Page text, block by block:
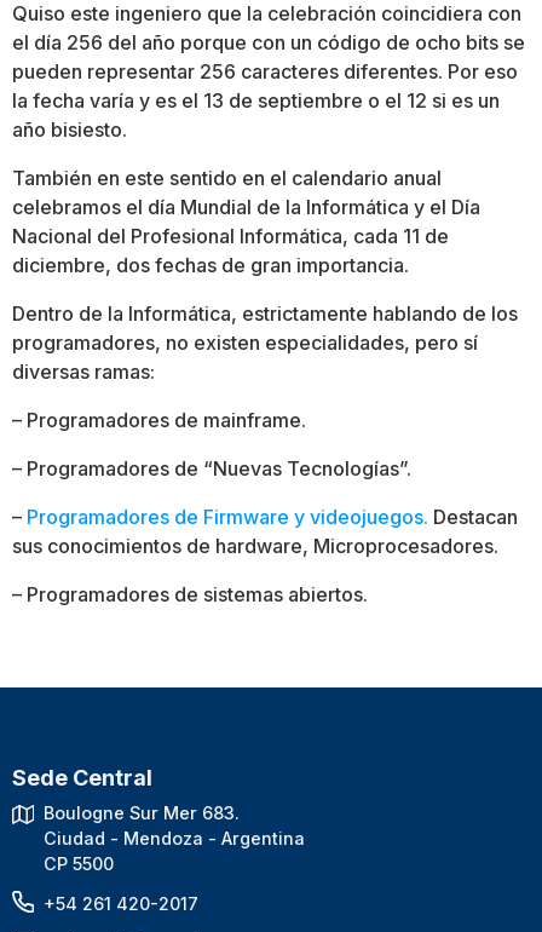
Quiso este ingeniero que la celebración coincidiera con
el día 256 del año porque con un código de ocho bits se
pueden representar 256 caracteres diferentes. Por eso
la fecha varía y es el 13 de septiembre o el 12 si es un
año bisiesto.
También en este sentido en el calendario anual
celebramos el día Mundial de la Informática y el Día
Nacional del Profesional Informática, cada 11 de
diciembre, dos fechas de gran importancia.
Dentro de la Informática, estrictamente hablando de los
programadores, no existen especialidades, pero sí
diversas ramas:
– Programadores de mainframe.
– Programadores de “Nuevas Tecnologías”.
– Programadores de Firmware y videojuegos. Destacan
sus conocimientos de hardware, Microprocesadores.
– Programadores de sistemas abiertos.
Sede Central
Boulogne Sur Mer 683.
Ciudad - Mendoza - Argentina
CP 5500
+54 261 420-2017